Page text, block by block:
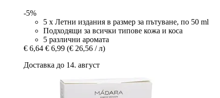
-5%
5 x Летни издания в размер за пътуване, по 50 ml
Подходящи за всички типове кожа и коса
5 различни аромата
€ 6,64 € 6,99 (€ 26,56 / л)
Доставка до 14. август